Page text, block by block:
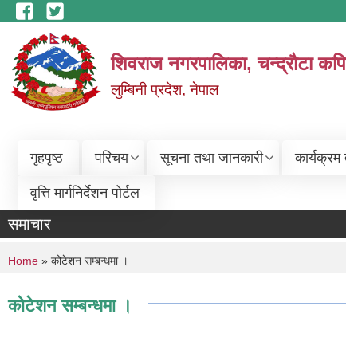
Skip to main content
शिवराज नगरपालिका, चन्द्राैटा
लुम्बिनी प्रदेश, नेपाल
गृहपृष्ठ परिचय सूचना तथा जानकारी कार्यक्रम
वृत्ति मार्गनिर्देशन पोर्टल
समाचार
You are here
Home » कोटेशन सम्बन्धमा ।
कोटेशन सम्बन्धमा ।